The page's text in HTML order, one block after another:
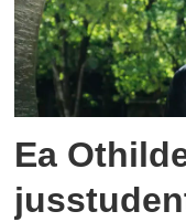
Ea